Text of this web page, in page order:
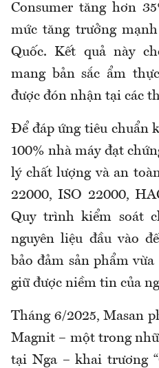
Consumer tăng hơn
mức tăng trưởng
Quốc. Kết quả này
mang bản sắc ẩm
được đón nhận tại các
Để đáp ứng tiêu chuẩn
100% nhà máy đạt
lý chất lượng và an
22000, ISO 22000,
Quy trình kiểm soát
nguyên liệu đầu vào
bảo đảm sản phẩm
giữ được niềm tin của
Tháng 6/2025, Masan
Magnit – một trong
tại Nga – khai trương